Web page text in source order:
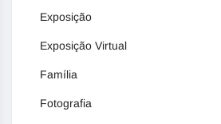
Exposição
Exposição Virtual
Família
Fotografia